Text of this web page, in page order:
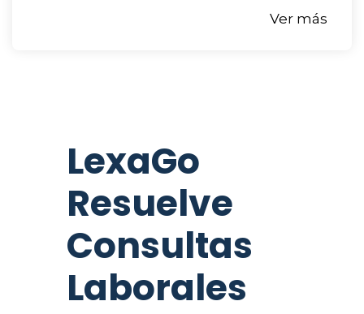
Ver más
LexaGo
Resuelve
Consultas
Laborales